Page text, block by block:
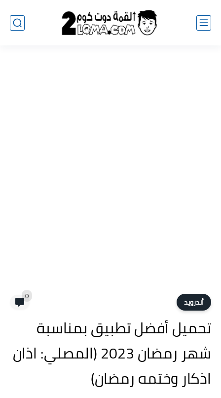
أندرويد 0
تحميل أفضل تطبيق بمناسبة
شهر رمضان 2023 (المصلي: اذان
اذكار وختمه رمضان)